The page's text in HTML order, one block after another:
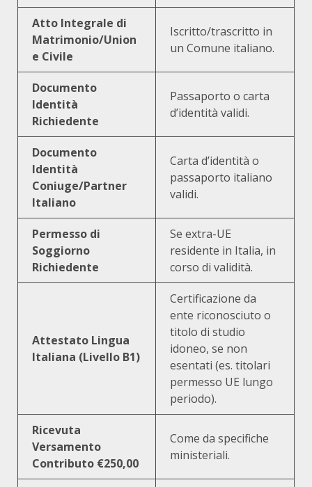
Atto Integrale di
Matrimonio/Union
e Civile
Iscritto/trascritto in
un Comune italiano.
Documento
Identità
Richiedente
Passaporto o carta
d’identità validi.
Documento
Identità
Coniuge/Partner
Italiano
Carta d’identità o
passaporto italiano
validi.
Permesso di
Soggiorno
Richiedente
Se extra-UE
residente in Italia, in
corso di validità.
Attestato Lingua
Italiana (Livello B1)
Certificazione da
ente riconosciuto o
titolo di studio
idoneo, se non
esentati (es. titolari
permesso UE lungo
periodo).
Ricevuta
Versamento
Contributo €250,00
Come da specifiche
ministeriali.